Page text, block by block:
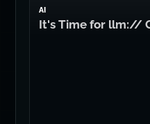
AI
It's Time for llm://